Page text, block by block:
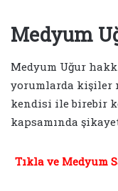
Medyum
Medyum Uğur
yorumlarda kişiler
kendisi ile birebir
kapsamında
Tıkla ve Medyum